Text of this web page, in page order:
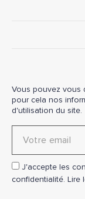
Vous pouvez vous
pour cela nos
d'utilisation du site.
J'accepte les
confidentialité. Lire